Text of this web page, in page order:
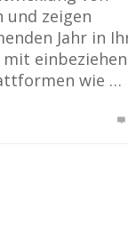
und zeigen
Jahr in
einbeziehen
wie …